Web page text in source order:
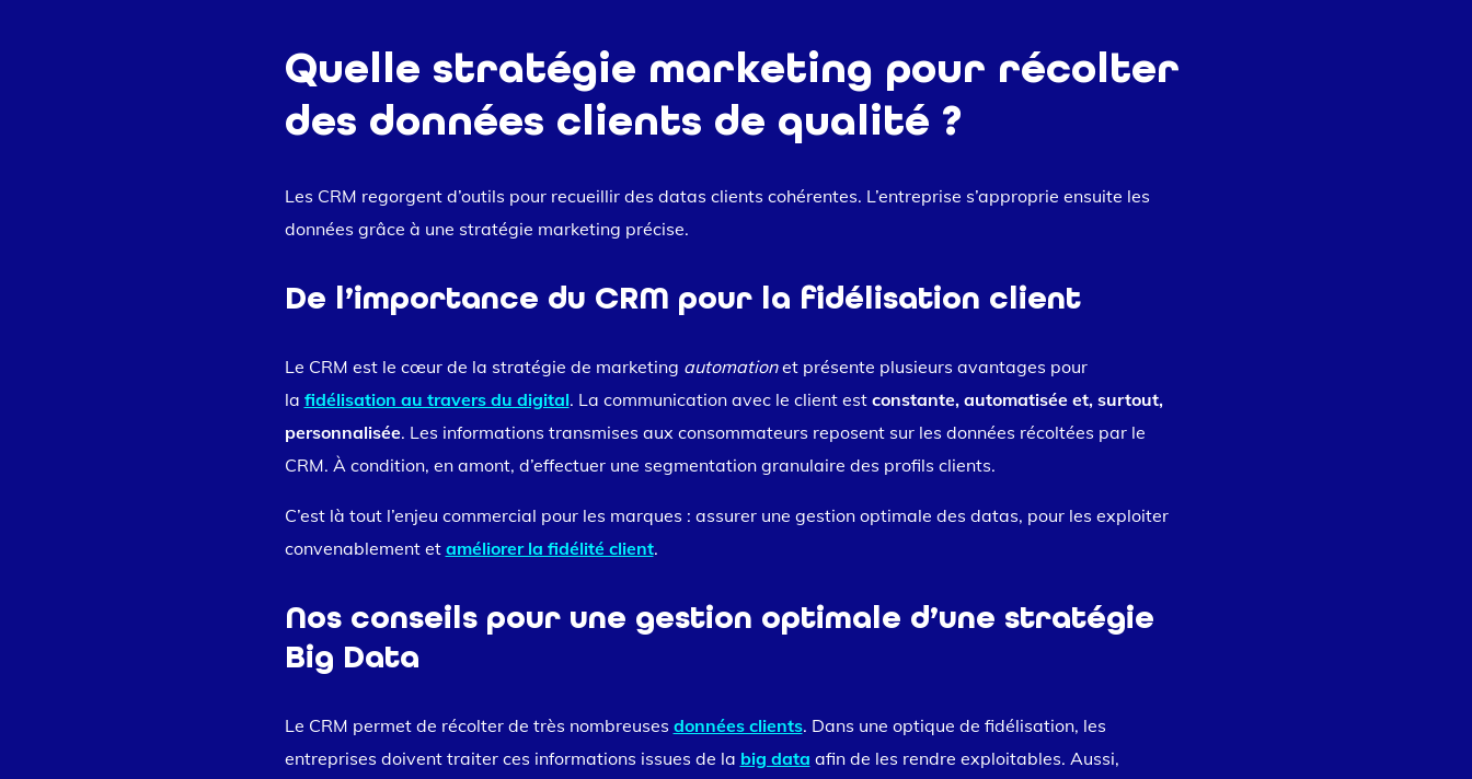
Quelle stratégie marketing pour récolter
des données clients de qualité ?
Les CRM regorgent d’outils pour recueillir des datas clients cohérentes. L’entreprise s’approprie ensuite les
données grâce à une stratégie marketing précise.
De l’importance du CRM pour la fidélisation client
Le CRM est le cœur de la stratégie de marketing automationet présente plusieurs avantages pour
la fidélisation au travers du digital. La communication avec le client est constante, automatisée et, surtout,
personnalisée. Les informations transmises aux consommateurs reposent sur les données récoltées par le
CRM. À condition, en amont, d’effectuer une segmentation granulaire des profils clients.
C’est là tout l’enjeu commercial pour les marques : assurer une gestion optimale des datas, pour les exploiter
convenablement et améliorer la fidélité client.
Nos conseils pour une gestion optimale d’une stratégie
Big Data
Le CRM permet de récolter de très nombreuses données clients. Dans une optique de fidélisation, les
entreprises doivent traiter ces informations issues de la big data afin de les rendre exploitables. Aussi,